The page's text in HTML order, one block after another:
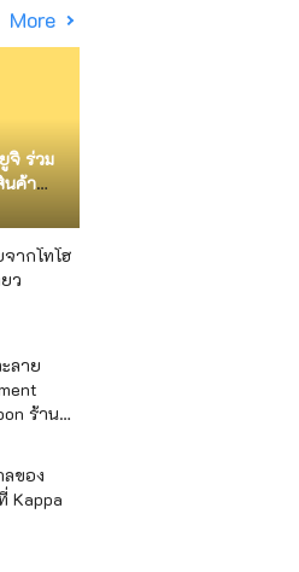
More
จิ ร่วม
นค้า
ากโทโฮ
ว
ลาย
ร้านที่มี
ะที่สุดใน
ลของ
Kappa